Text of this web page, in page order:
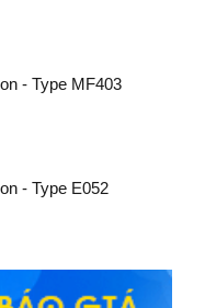
- Type MF403
- Type E052